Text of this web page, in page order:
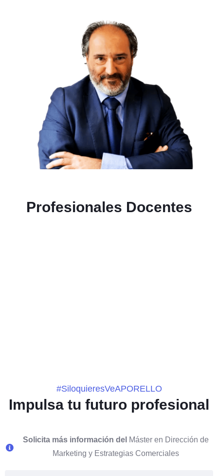
Profesionales Docentes
Neira Santiago
#SiloquieresVeAPORELLO
Impulsa tu futuro profesional
Solicita más información del Máster en Dirección de
Marketing y Estrategias Comerciales